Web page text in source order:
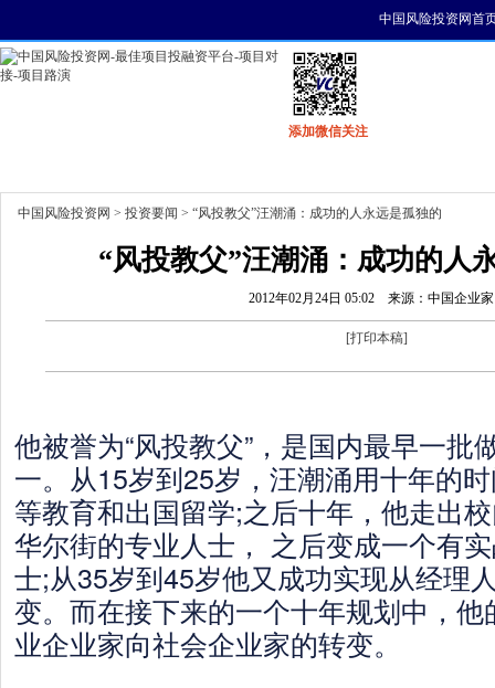
中国风险投资网首
添加微信关注
中国风险投资网 > 投资要闻 > “风投教父”汪潮涌：成功的人永远是孤独的
“风投教父”汪潮涌：成功的人
2012年02月24日 05:02 来源：中国企业家
[打印本稿]
他被誉为“风投教父”，是国内最早一批
一。从15岁到25岁，汪潮涌用十年的
等教育和出国留学;之后十年，他走出
华尔街的专业人士， 之后变成一个有
士;从35岁到45岁他又成功实现从经理
变。而在接下来的一个十年规划中，
业企业家向社会企业家的转变。